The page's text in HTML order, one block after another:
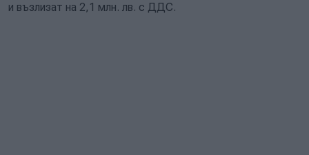
и възлизат на 2,1 млн. лв. с ДДС.